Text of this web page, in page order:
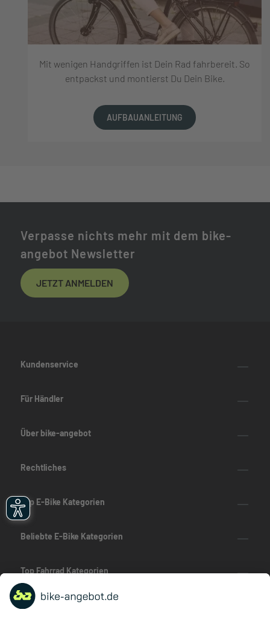
Mit wenigen Handgriffen ist Dein Rad fahrbereit. So
entpackst und montierst Du Dein Bike.
AUFBAUANLEITUNG
Verpasse nichts mehr mit dem bike-
angebot Newsletter
JETZT ANMELDEN
Kundenservice
Für Händler
Über bike-angebot
Rechtliches
Top E-Bike Kategorien
Beliebte E-Bike Kategorien
Top Fahrrad Kategorien
Beliebte Fahrrad-Kategorien